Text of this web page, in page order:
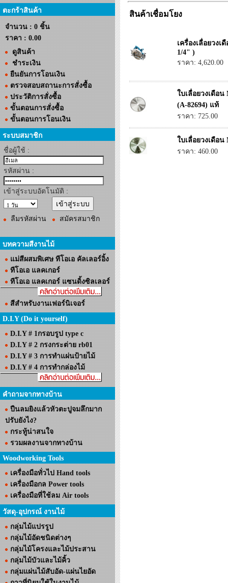
ตะกร้าสินค้า
จำนวน : 0 ชิ้น
ราคา : 0.00
ดูสินค้า
ชำระเงิน
ยืนยันการโอนเงิน
ตรวจสอบสถานะการสั่งซื้อ
ประวัติการสั่งซื้อ
ขั้นตอนการสั่งซื้อ
ขั้นตอนการโอนเงิน
ระบบสมาชิก
ชื่อผู้ใช้ :
รหัสผ่าน :
เข้าสู่ระบบอัตโนมัติ :
ลืมรหัสผ่าน สมัครสมาชิก
บทความสีงานไม้
แม่สีผสมพิเศษ ทีโอเอ คัลเลอร์อิ้ง
ทีโอเอ แลคเกอร์
ทีโอเอ แลคเกอร์ แซนดิ้งซิลเลอร์
สีสำหรับงานเฟอร์นิเจอร์
D.I.Y (Do it yourself)
D.I.Y # 1กรอบรูป type c
D.I.Y # 2 กรงกระต่าย rb01
D.I.Y # 3 การทำแผ่นป้ายไม้
D.I.Y # 4 การทำกล่องไม้
คำถามจากทางบ้าน
ปืนลมยิงแล้วหัวตะปูจมลึกมาก
ปรับยังไง?
กระทู้น่าสนใจ
รวมผลงานจากทางบ้าน
Woodworking Tools
เครื่องมือทั่วไป Hand tools
เครื่องมือกล Power tools
เครื่องมือที่ใช้ลม Air tools
วัสดุ-อุปกรณ์ งานไม้
กลุ่มไม้แปรรูป
กลุ่มไม้อัดชนิดต่างๆ
กลุ่มไม้โครงและไม้ประสาน
กลุ่มไม้บัวและไม้คิ้ว
กลุ่มแผ่นไม้สับอัด-แผ่นไยอัด
สินค้าเชื่อมโยง
เครื่องเลื่อยวงเ
1/4" )
ราคา: 4,620.00
ใบเลื่อยวงเดือน
(A-82694) แท้
ราคา: 725.00
ใบเลื่อยวงเดือ
ราคา: 460.00